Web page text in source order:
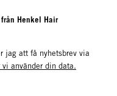
Henkel Hair
jag att få nyhetsbrev via
använder din data.